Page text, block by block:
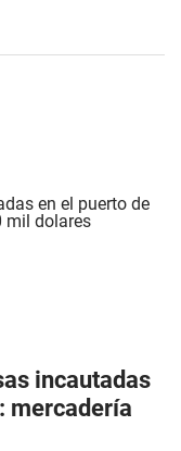
incautadas
mercadería